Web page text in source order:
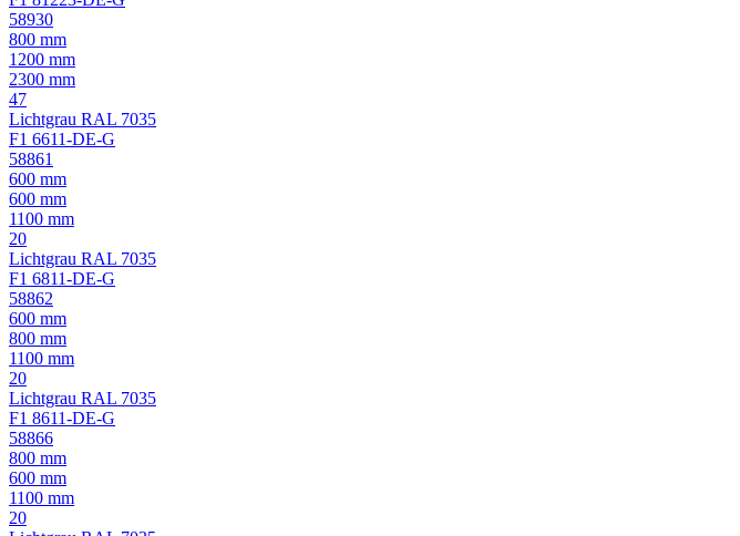
58930
800 mm
1200 mm
2300 mm
47
Lichtgrau RAL 7035
F1 6611-DE-G
58861
600 mm
600 mm
1100 mm
20
Lichtgrau RAL 7035
F1 6811-DE-G
58862
600 mm
800 mm
1100 mm
20
Lichtgrau RAL 7035
F1 8611-DE-G
58866
800 mm
600 mm
1100 mm
20